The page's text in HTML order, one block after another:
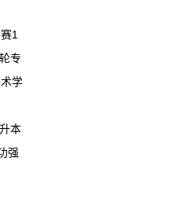
1
专
学
本
强